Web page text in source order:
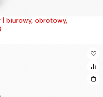
| biurowy, obrotowy,